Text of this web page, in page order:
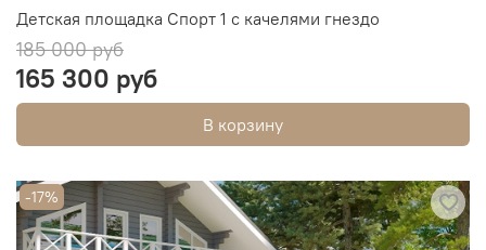
Детская площадка Спорт 1 с качелями гнездо
185 000 руб
165 300 руб
В корзину
-17%